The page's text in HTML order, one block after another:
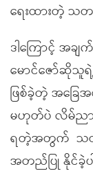
ရေးထားတဲ့ သ
ဒါကြောင့် အ
မောင်ဇော်ဆိုသူ
ဖြစ်ခဲ့တဲ့ အခြေ
မဟုတ်ပဲ လိမ်ညာ
ရတဲ့အတွက် သတ
အတည်ပြု နိုင်ခဲ့